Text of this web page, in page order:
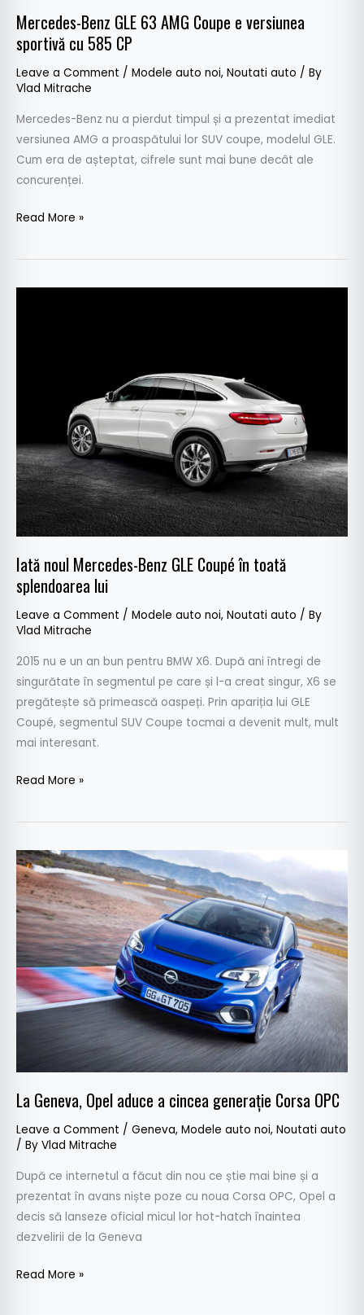
Mercedes-Benz GLE 63 AMG Coupe e versiunea
sportivă cu 585 CP
Leave a Comment / Modele auto noi, Noutati auto / By
Vlad Mitrache
Mercedes-Benz nu a pierdut timpul și a prezentat imediat
versiunea AMG a proaspătului lor SUV coupe, modelul GLE.
Cum era de așteptat, cifrele sunt mai bune decât ale
concurenței.
Read More »
Iată noul Mercedes-Benz GLE Coupé în toată
splendoarea lui
Leave a Comment / Modele auto noi, Noutati auto / By
Vlad Mitrache
2015 nu e un an bun pentru BMW X6. După ani întregi de
singurătate în segmentul pe care și l-a creat singur, X6 se
pregătește să primească oaspeți. Prin apariția lui GLE
Coupé, segmentul SUV Coupe tocmai a devenit mult, mult
mai interesant.
splendoarea
lui
Read More »
La Geneva, Opel aduce a cincea generație Corsa OPC
Leave a Comment / Geneva, Modele auto noi, Noutati auto
/ By Vlad Mitrache
După ce internetul a făcut din nou ce știe mai bine și a
prezentat în avans niște poze cu noua Corsa OPC, Opel a
decis să lanseze oficial micul lor hot-hatch înaintea
dezvelirii de la Geneva
La
Geneva,
Opel
aduce
a
cincea
generație
Corsa
Read More »